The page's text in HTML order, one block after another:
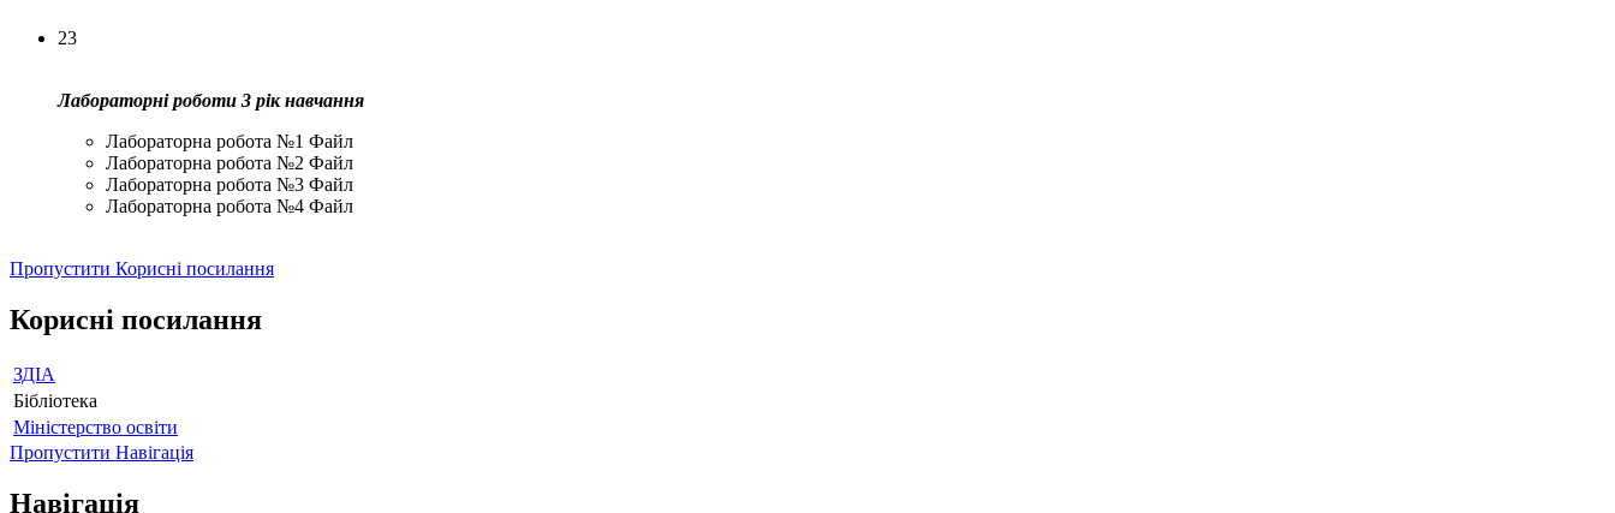
23
Лабораторні роботи 3 рік навчання
Лабораторна робота №1 Файл
Лабораторна робота №2 Файл
Лабораторна робота №3 Файл
Лабораторна робота №4 Файл
Пропустити Корисні посилання
Корисні посилання
ЗДІА
Бібліотека
Міністерство освіти
Пропустити Навігація
Навігація